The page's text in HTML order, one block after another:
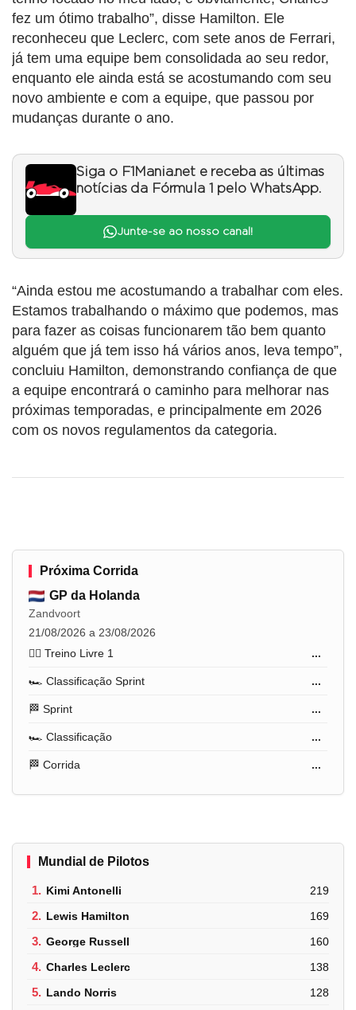
fez um ótimo trabalho”, disse Hamilton. Ele
reconheceu que Leclerc, com sete anos de Ferrari,
já tem uma equipe bem consolidada ao seu redor,
enquanto ele ainda está se acostumando com seu
novo ambiente e com a equipe, que passou por
mudanças durante o ano.
Siga o F1Mania.net e receba as últimas
notícias da Fórmula 1 pelo WhatsApp.
Junte-se ao nosso canal!
“Ainda estou me acostumando a trabalhar com eles.
Estamos trabalhando o máximo que podemos, mas
para fazer as coisas funcionarem tão bem quanto
alguém que já tem isso há vários anos, leva tempo”,
concluiu Hamilton, demonstrando confiança de que
a equipe encontrará o caminho para melhorar nas
próximas temporadas, e principalmente em 2026
com os novos regulamentos da categoria.
Próxima Corrida
GP da Holanda
Zandvoort
21/08/2026 a 23/08/2026
🏋️‍♂️ Treino Livre 1
...
🏎️ Classificação Sprint ...
🏁 Sprint ...
🏎️ Classificação ...
🏁 Corrida ...
Mundial de Pilotos
1. Kimi Antonelli 219
2. Lewis Hamilton 169
3. George Russell 160
4. Charles Leclerc 138
5. Lando Norris 128